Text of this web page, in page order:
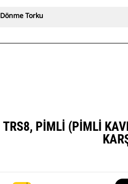
Dönme Torku
TRS8, PIMLI (PIMLI